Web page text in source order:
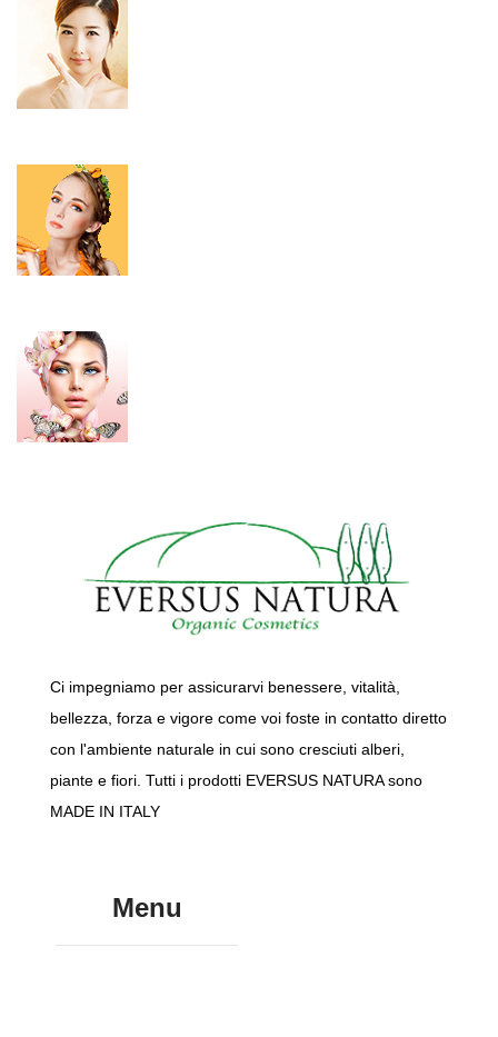
Ci impegniamo per assicurarvi benessere, vitalità,
bellezza, forza e vigore come voi foste in contatto diretto
con l'ambiente naturale in cui sono cresciuti alberi,
piante e fiori. Tutti i prodotti EVERSUS NATURA sono
MADE IN ITALY
Menu